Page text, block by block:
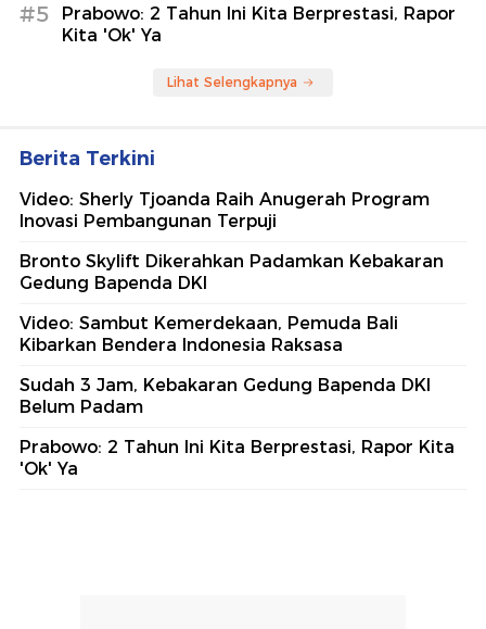
#5
Prabowo: 2 Tahun Ini Kita Berprestasi, Rapor
Kita 'Ok' Ya
Lihat Selengkapnya
Berita Terkini
Video: Sherly Tjoanda Raih Anugerah Program
Inovasi Pembangunan Terpuji
Bronto Skylift Dikerahkan Padamkan Kebakaran
Gedung Bapenda DKI
Video: Sambut Kemerdekaan, Pemuda Bali
Kibarkan Bendera Indonesia Raksasa
Sudah 3 Jam, Kebakaran Gedung Bapenda DKI
Belum Padam
Prabowo: 2 Tahun Ini Kita Berprestasi, Rapor Kita
'Ok' Ya